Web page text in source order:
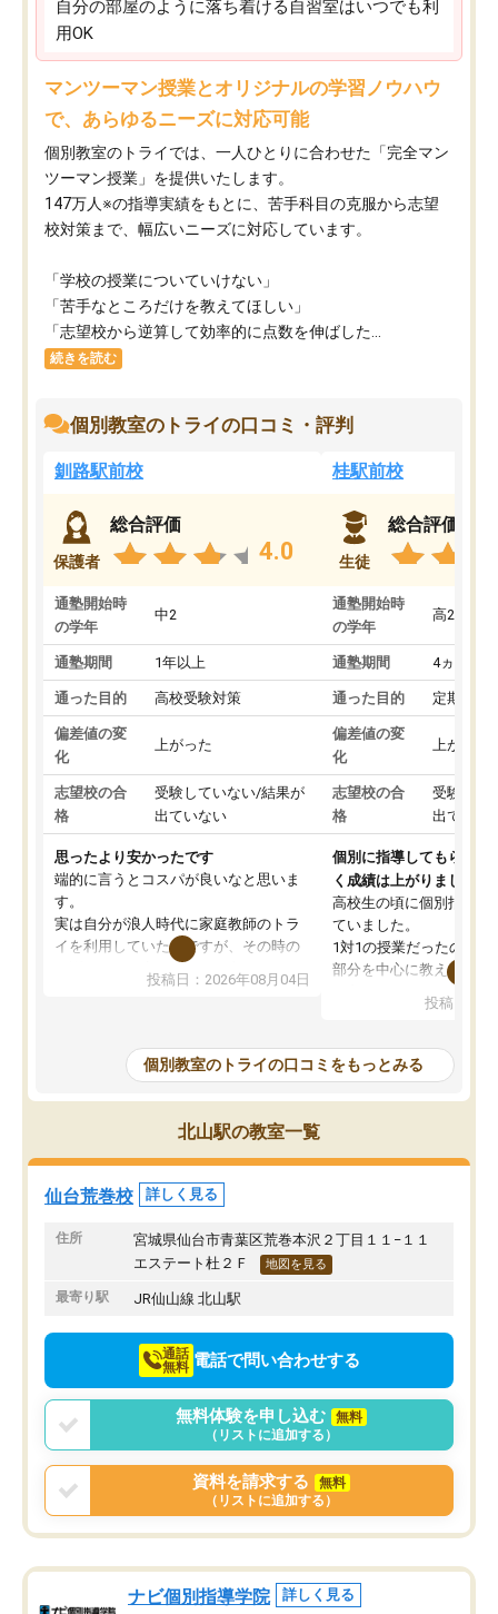
自分の部屋のように落ち着ける自習室はいつでも利
用OK
マンツーマン授業とオリジナルの学習ノウハウ
で、あらゆるニーズに対応可能
個別教室のトライでは、一人ひとりに合わせた「完全マン
ツーマン授業」を提供いたします。​
147万人※の指導実績をもとに、苦手科目の克服から志望
校対策まで、幅広いニーズに対応しています。​
「学校の授業についていけない」​
「苦手なところだけを教えてほしい」​
「志望校から逆算して効率的に点数を伸ばした...
続きを読む
個別教室のトライの口コミ・評判
釧路駅前校
保護者
総合評価
4.0
通塾開始時
の学年
中2
通塾期間 1年以上
通った目的 高校受験対策
偏差値の変
化
上がった
志望校の合
格
受験していない/結果が
出ていない
思ったより安かったです
端的に言うとコスパが良いなと思いま
す。
実は自分が浪人時代に家庭教師のトラ
イを利用していたのですが、その時の
月謝がとても高くトライに良いイメー
ジがありませんでした。
し始めた形です。
しかし、以前とは違い料金がリーズナ
ブルでびっくりしました。
通って1年以上ですが、勉強への取り組
み方が真っすぐに変化（率先して自宅
で復習や予習をする）し成績も向上し
ています。
駅前なので送り迎えが少々負担になっ
ていますが、それを加味しても通って
損はないなと感じています。
投稿日：2026年08月04日
桂駅前校
生徒
総合評価
通塾開始時
の学年
高2
通塾期間 4ヵ月～1
通った目的 定期テス
偏差値の変
化
上がった
志望校の合
格
受験して
出ていな
個別に指導してもらえる
く成績は上がりました。
高校生の頃に個別指導の
ていました。
1対1の授業だったので、
部分を中心に教えてもら
わからないところもそ
もらえたので、勉強への
しずつなくなりました。
その結果成績も上がり、
たのを覚えています。
塾だと思います。
投稿日：
個別教室のトライの口コミをもっとみる
北山駅の教室一覧
仙台荒巻校 詳しく見る
住所
宮城県仙台市青葉区荒巻本沢２丁目１１−１１
エステート杜２Ｆ
地図を見る
最寄り駅 JR仙山線 北山駅
通話
無料 電話で問い合わせする
無料体験を申し込む
無料
（リストに追加する）
資料を請求する
無料
（リストに追加する）
ナビ個別指導学院 詳しく見る